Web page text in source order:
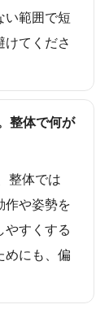
い範囲で短
けてくださ
整体で何が
整体では
作や姿勢を
やすくする
めにも、偏